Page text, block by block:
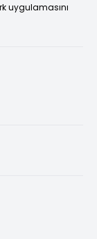
uygulamasını